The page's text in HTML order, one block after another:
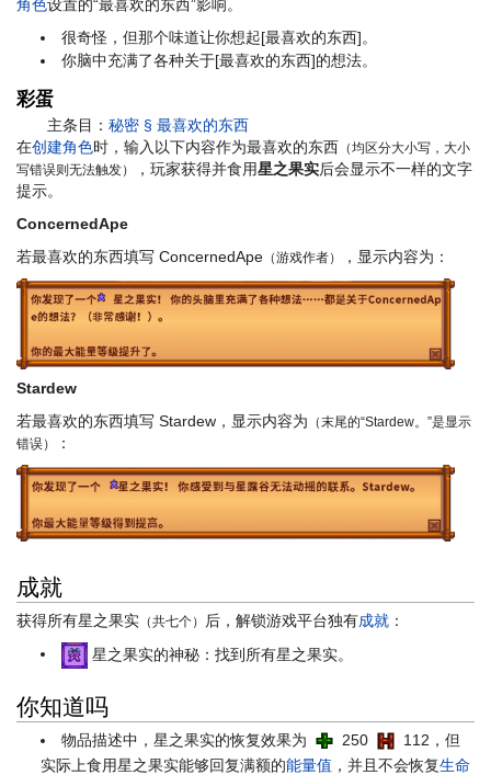
角色设置的“最喜欢的东西”影响。
很奇怪，但那个味道让你想起[最喜欢的东西]。
你脑中充满了各种关于[最喜欢的东西]的想法。
彩蛋
主条目： 秘密 § 最喜欢的东西
在创建角色时，输入以下内容作为最喜欢的东西 （均区分大小写，大小
写错误则无法触发）
，玩家获得并食用星之果实后会显示不一样的文字
提示。
ConcernedApe
若最喜欢的东西填写 ConcernedApe （游戏作者） ，显示内容为：
Stardew
若最喜欢的东西填写 Stardew，显示内容为 （末尾的“Stardew。”是显示
错误）
：
成就
获得所有星之果实 （共七个） 后，解锁游戏平台独有成就 ：
星之果实的神秘：找到所有星之果实。
你知道吗
物品描述中，星之果实的恢复效果为 250
112，但
实际上食用星之果实能够回复满额的能量值 ，并且不会恢复生命